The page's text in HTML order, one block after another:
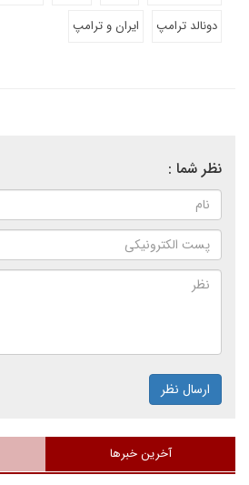
دونالد ترامپ
ایران و ترامپ
نظر شما :
ارسال نظر
آخرین خبرها